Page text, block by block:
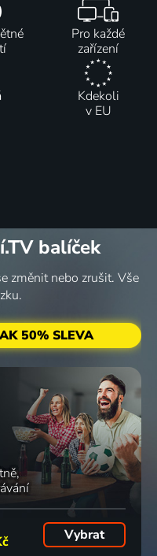
Pro každé
zařízení
Kdekoli
v EU
balíček
změnit nebo zrušit. Vše
50% SLEVA
Vybrat